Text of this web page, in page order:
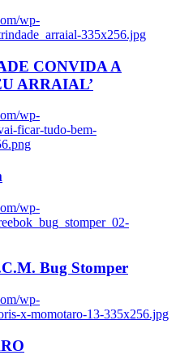
wp-
335x256.jpg
CONVIDA A
ARRAIAL’
wp-
ficar-tudo-bem-
wp-
Bug Stomper
wp-
x-momotaro-13-335x256.jpg